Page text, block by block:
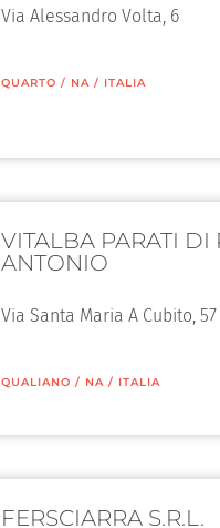
Via Alessandro Volta, 6
QUARTO / NA / ITALIA
VITALBA PARATI DI
ANTONIO
Via Santa Maria A Cubito, 57
QUALIANO / NA / ITALIA
FERSCIARRA S.R.L.